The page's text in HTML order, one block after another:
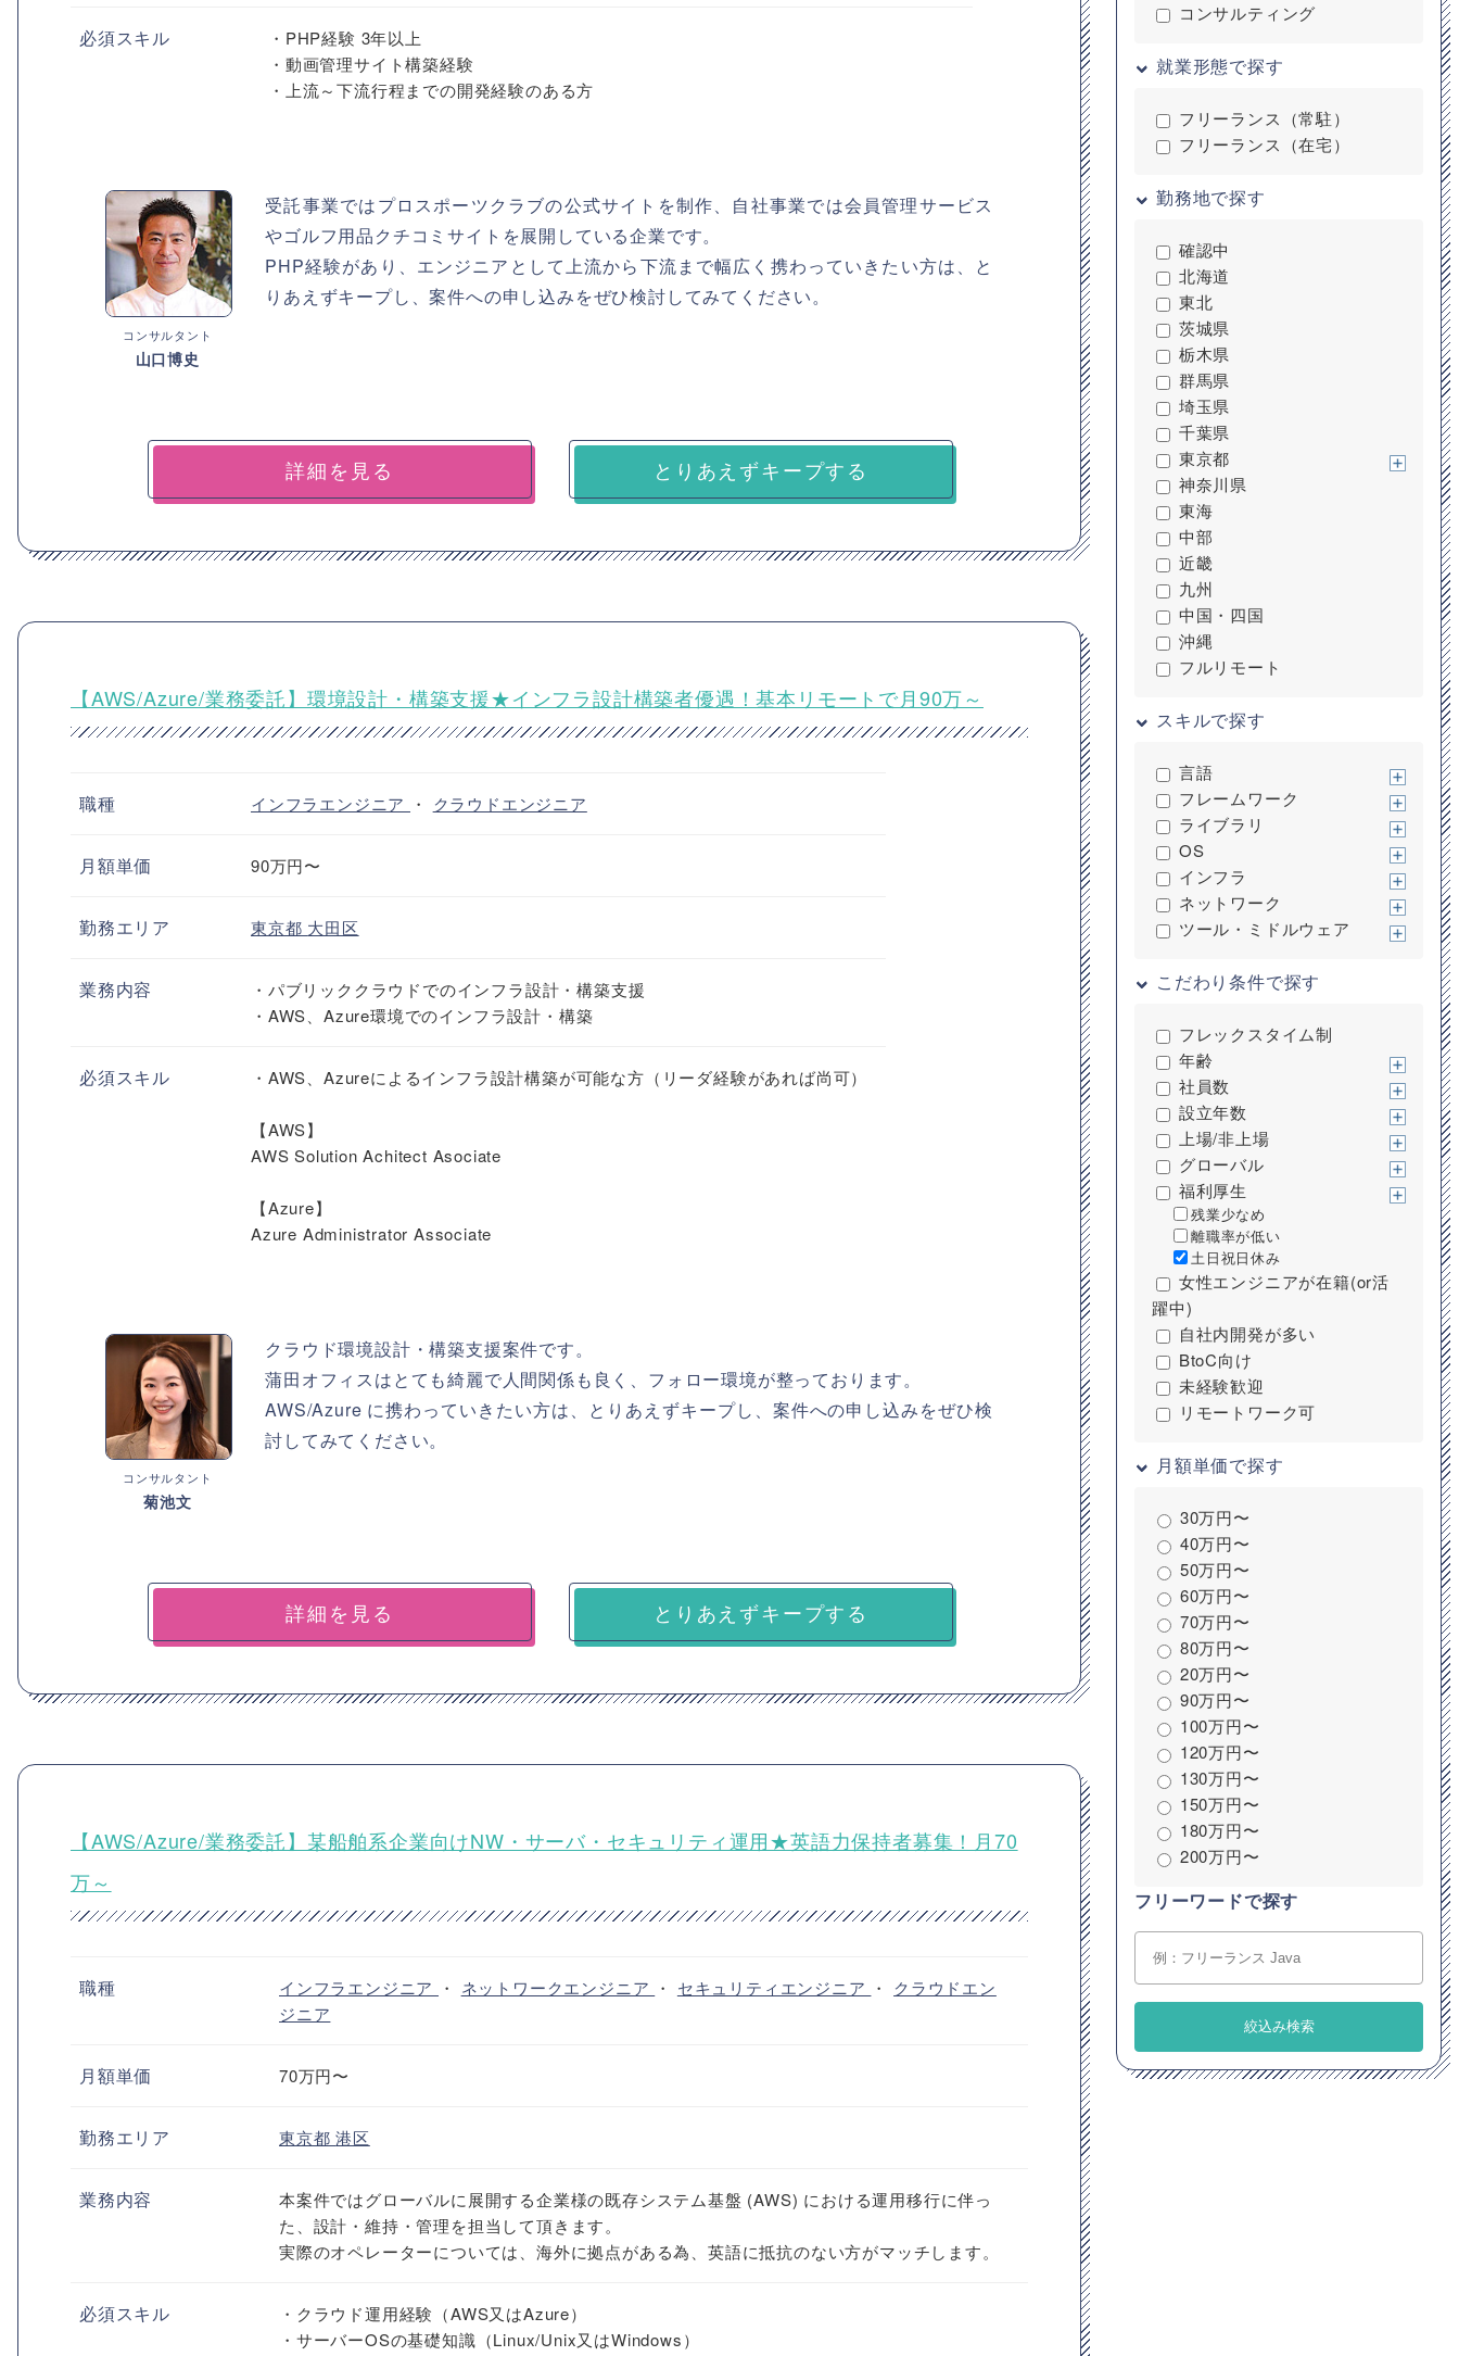
必須スキル
・PHP経験 3年以上
・動画管理サイト構築経験
・上流～下流行程までの開発経験のある方
コンサルタント
山口博史
受託事業ではプロスポーツクラブの公式サイトを制作、自社事業では会員管理サービス
やゴルフ用品クチコミサイトを展開している企業です。
PHP経験があり、エンジニアとして上流から下流まで幅広く携わっていきたい方は、と
りあえずキープし、案件への申し込みをぜひ検討してみてください。
詳細を見る とりあえずキープする
【AWS/Azure/業務委託】環境設計・構築支援★インフラ設計構築者優遇！基本リモートで月90万～
職種 インフラエンジニア ・ クラウドエンジニア
月額単価 90万円〜
勤務エリア 東京都 大田区
業務内容
・パブリッククラウドでのインフラ設計・構築支援
・AWS、Azure環境でのインフラ設計・構築
必須スキル ・AWS、Azureによるインフラ設計構築が可能な方（リーダ経験があれば尚可）
【AWS】
AWS Solution Achitect Asociate
【Azure】
Azure Administrator Associate
コンサルタント
菊池文
クラウド環境設計・構築支援案件です。
蒲田オフィスはとても綺麗で人間関係も良く、フォロー環境が整っております。
AWS/Azure に携わっていきたい方は、とりあえずキープし、案件への申し込みをぜひ検
討してみてください。
詳細を見る とりあえずキープする
【AWS/Azure/業務委託】某船舶系企業向けNW・サーバ・セキュリティ運用★英語力保持者募集！月70
万～
職種 インフラエンジニア ・ ネットワークエンジニア ・ セキュリティエンジニア ・ クラウドエン
ジニア
月額単価 70万円〜
勤務エリア 東京都港区
業務内容
本案件ではグローバルに展開する企業様の既存システム基盤 (AWS) における運用移行に伴っ
た、設計・維持・管理を担当して頂きます。
実際のオペレーターについては、海外に拠点がある為、英語に抵抗のない方がマッチします。
必須スキル
・クラウド運用経験（AWS又はAzure）
・サーバーOSの基礎知識（Linux/Unix又はWindows）
コンサルティング
就業形態で探す
フリーランス（常駐）
フリーランス（在宅）
勤務地で探す
確認中
北海道
東北
茨城県
栃木県
群馬県
埼玉県
千葉県
東京都
神奈川県
東海
中部
近畿
九州
中国・四国
沖縄
フルリモート
スキルで探す
言語
フレームワーク
ライブラリ
OS
インフラ
ネットワーク
ツール・ミドルウェア
こだわり条件で探す
フレックスタイム制
年齢
社員数
設立年数
上場/非上場
グローバル
福利厚生
残業少なめ
離職率が低い
土日祝日休み
女性エンジニアが在籍(or活
躍中)
自社内開発が多い
BtoC向け
未経験歓迎
リモートワーク可
月額単価で探す
30万円〜
40万円〜
50万円〜
60万円〜
70万円〜
80万円〜
20万円〜
90万円〜
100万円〜
120万円〜
130万円〜
150万円〜
180万円〜
200万円〜
フリーワードで探す